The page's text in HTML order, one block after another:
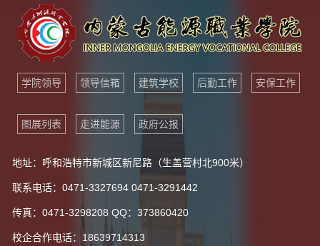
学院领导 领导信箱 建筑学校 后勤工作 安保工作
图展列表 走进能源 政府公报
地址：呼和浩特市新城区新尼路（生盖营村北900米）
联系电话：0471-3327694 0471-3291442
传真：0471-3298208 QQ：373860420
校企合作电话：18639714313